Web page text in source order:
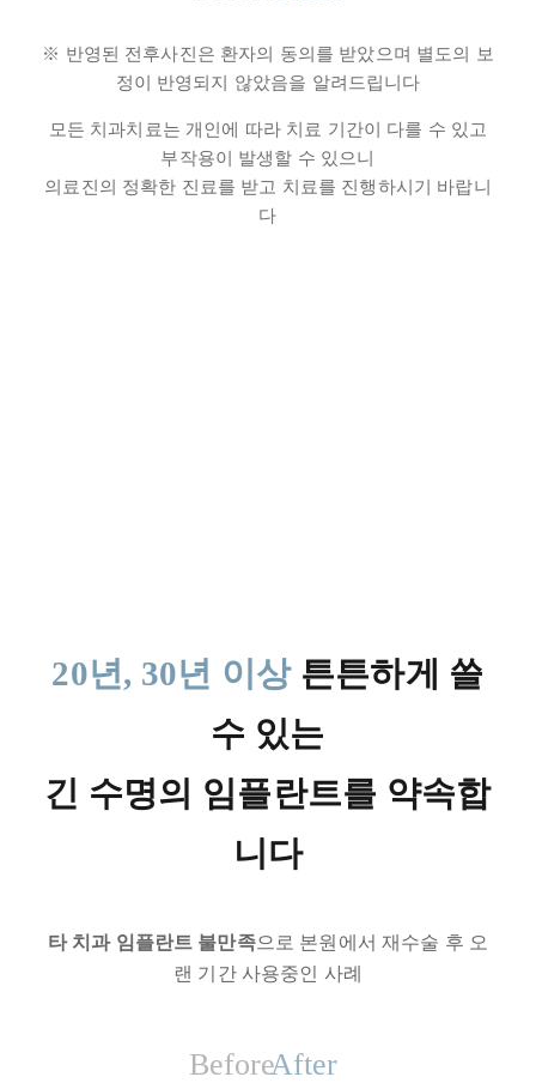
※ 반영된 전후사진은 환자의 동의를 받았으며 별도의 보
정이 반영되지 않았음을 알려드립니다
모든 치과치료는 개인에 따라 치료 기간이 다를 수 있고
부작용이 발생할 수 있으니
의료진의 정확한 진료를 받고 치료를 진행하시기 바랍니
다
20년, 30년 이상튼튼하게 쓸
수 있는
긴 수명의 임플란트를 약속합
니다
타 치과 임플란트 불만족으로 본원에서 재수술 후 오
랜 기간 사용중인 사례